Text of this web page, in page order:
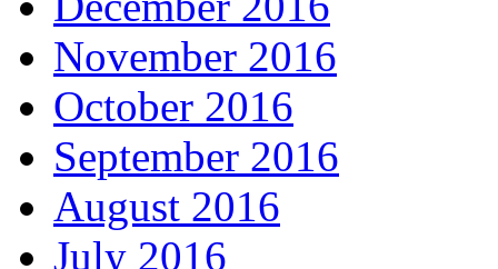
November 2016
October 2016
September 2016
August 2016
July 2016